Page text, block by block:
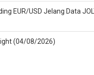
EUR/USD Jelang Data
(04/08/2026)